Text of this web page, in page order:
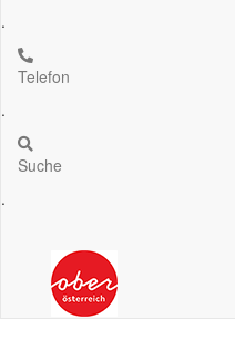
.
Telefon
.
Suche
.